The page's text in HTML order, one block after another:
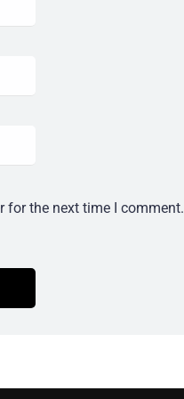
for the next time I comment.